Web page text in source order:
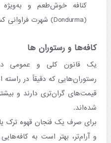
کنافه خوش‌طعم و
(Dondurma) شهرت فراوانی کسب کرده است.
کافه‌ها و رستوران ها
یک قانون کلی و عمومی در
رستوران‌هایی که دقیقاً در راسته
قیمت‌های گران‌تری دارند و
شده‌اند.
برای صرف یک فنجان قهوه ترک
و آرام‌تر، بهتر است به